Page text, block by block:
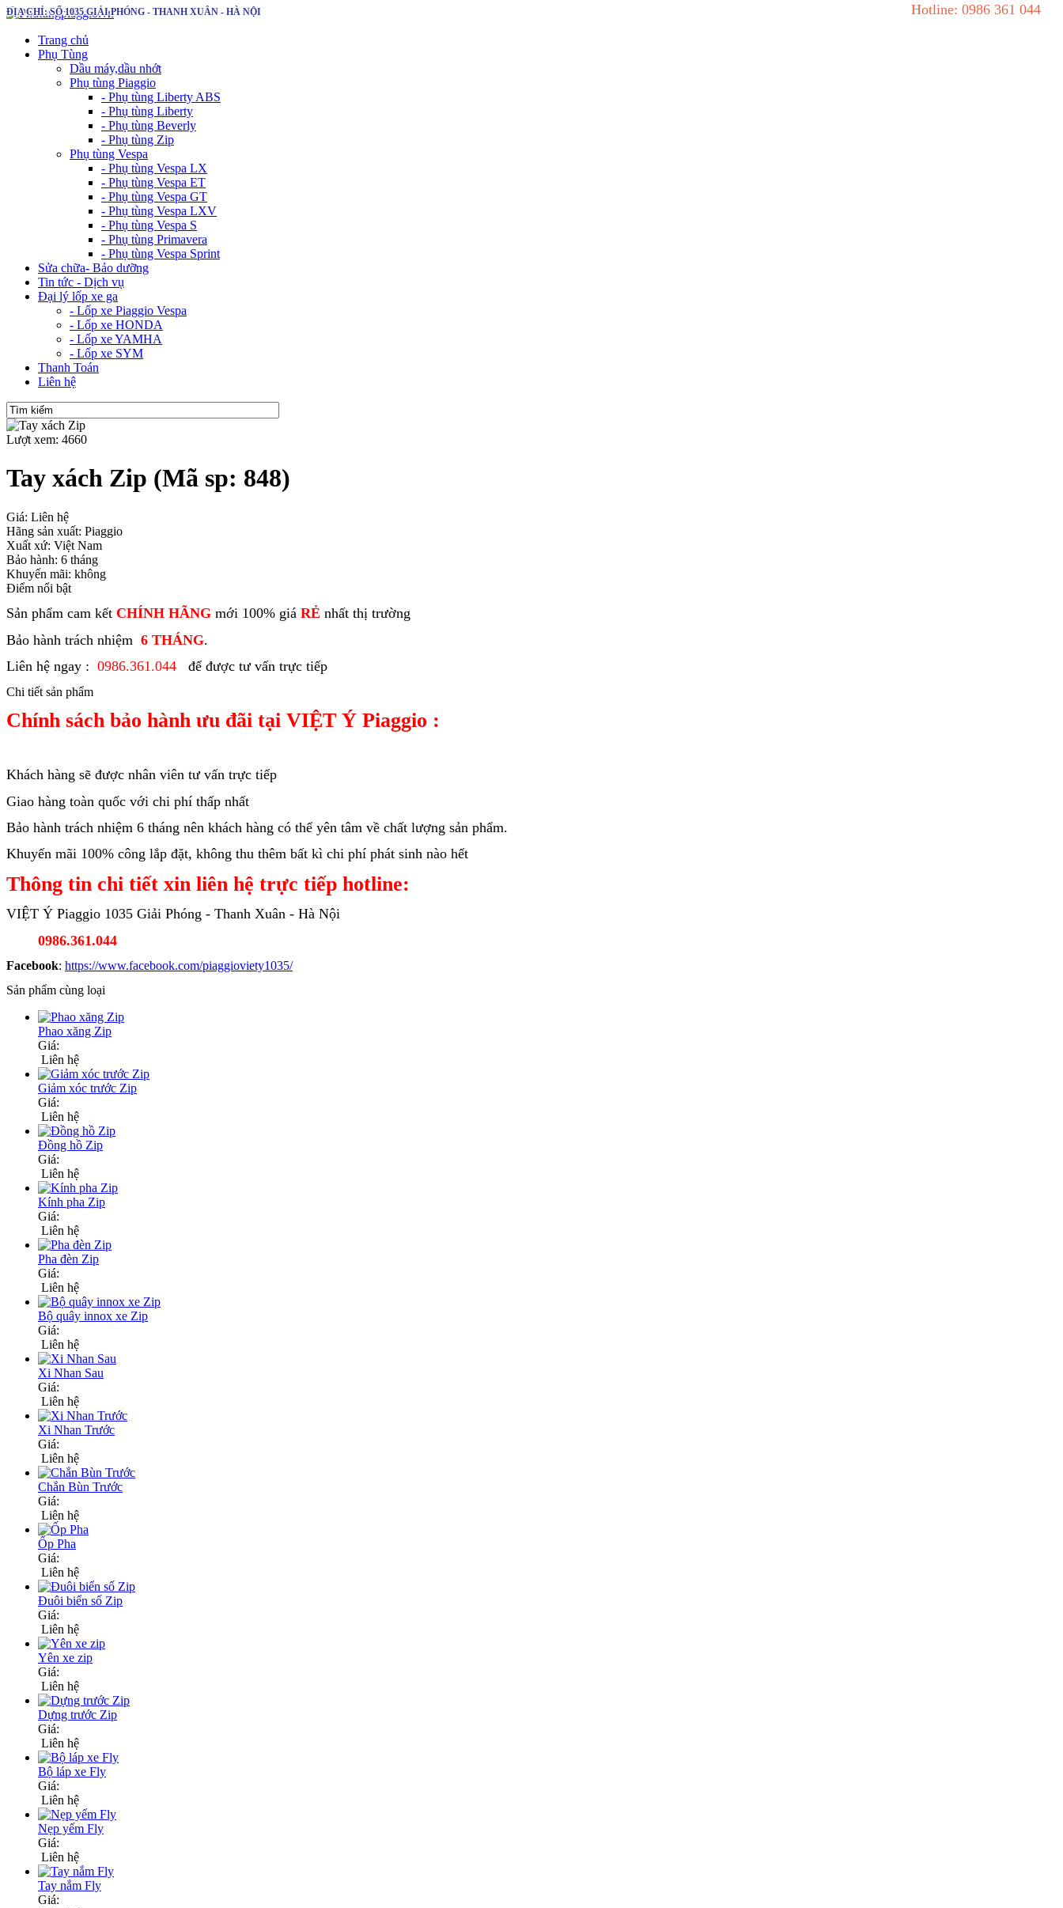
ĐỊA CHỈ: SỐ 1035 GIẢI PHÓNG - THANH XUÂN - HÀ NỘI Hotline: 0986 361 044
Trang chủ
Phụ Tùng
Dầu máy,dầu nhớt
Phụ tùng Piaggio
- Phụ tùng Liberty ABS
- Phụ tùng Liberty
- Phụ tùng Beverly
- Phụ tùng Zip
Phụ tùng Vespa
- Phụ tùng Vespa LX
- Phụ tùng Vespa ET
- Phụ tùng Vespa GT
- Phụ tùng Vespa LXV
- Phụ tùng Vespa S
- Phụ tùng Primavera
- Phụ tùng Vespa Sprint
Sửa chữa- Bảo dưỡng
Tin tức - Dịch vụ
Đại lý lốp xe ga
- Lốp xe Piaggio Vespa
- Lốp xe HONDA
- Lốp xe YAMHA
- Lốp xe SYM
Thanh Toán
Liên hệ
Lượt xem: 4660
Tay xách Zip (Mã sp: 848)
Giá: Liên hệ
Hãng sản xuất: Piaggio
Xuất xứ: Việt Nam
Bảo hành: 6 tháng
Khuyến mãi: không
Điểm nổi bật
Sản phẩm cam kết CHÍNH HÃNG mới 100% giá RẺ nhất thị trường
Bảo hành trách nhiệm 6 THÁNG.
Liên hệ ngay : 0986.361.044 để được tư vấn trực tiếp
Chi tiết sản phẩm
Chính sách bảo hành ưu đãi tại VIỆT Ý Piaggio :
Khách hàng sẽ được nhân viên tư vấn trực tiếp
Giao hàng toàn quốc với chi phí thấp nhất
Bảo hành trách nhiệm 6 tháng nên khách hàng có thể yên tâm về chất lượng sản phẩm.
Khuyến mãi 100% công lắp đặt, không thu thêm bất kì chi phí phát sinh nào hết
Thông tin chi tiết xin liên hệ trực tiếp hotline:
VIỆT Ý Piaggio 1035 Giải Phóng - Thanh Xuân - Hà Nội
0986.361.044
Facebook: https://www.facebook.com/piaggioviety1035/
Sản phẩm cùng loại
Phao xăng Zip
Giá:
Liên hệ
Giảm xóc trước Zip
Giá:
Liên hệ
Đồng hồ Zip
Giá:
Liên hệ
Kính pha Zip
Giá:
Liên hệ
Pha đèn Zip
Giá:
Liên hệ
Bộ quây innox xe Zip
Giá:
Liên hệ
Xi Nhan Sau
Giá:
Liên hệ
Xi Nhan Trước
Giá:
Liên hệ
Chắn Bùn Trước
Giá:
Liên hệ
Ốp Pha
Giá:
Liên hệ
Đuôi biển số Zip
Giá:
Liên hệ
Yên xe zip
Giá:
Liên hệ
Dựng trước Zip
Giá:
Liên hệ
Bộ láp xe Fly
Giá:
Liên hệ
Nẹp yếm Fly
Giá:
Liên hệ
Tay nắm Fly
Giá: